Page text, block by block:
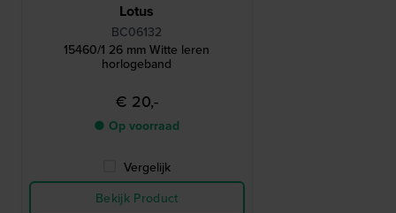
Lotus
BC06132
15460/1 26 mm Witte leren
horlogeband
€ 20,-
● Op voorraad
Vergelijk
Bekijk Product